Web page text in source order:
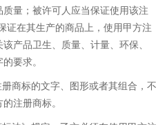
量；被许可人应当保证使用该注
证在其生产的商品上，使用甲方注
产品卫生、质量、计量、环保、
要求。
商标的文字、图形或者其组合，不
注册商标。